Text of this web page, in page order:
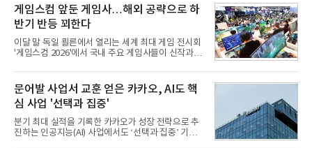
사업 확대
비와 62개월의 기간이 소요됐다. 한국형 GPS 유도폭
탄 KGGB(Korea GPS Guided Bomb)는 국내 최초
의 공대지 유도폭탄으로 2012년에 최종 전투용 적합
판정을 받았다.우리 공군이 운용하는 모든 전투기에
탑재할 수 있는 KGGB는 일반목적폭탄(General
Purpose Bomb)에 장착하여 운용토록 개발됐다.이
는 조종사가 휴대하는 명령통신장치(PDU, P
게임스컴 앞둔 게임사…해외 공략으로 하
반기 반등 꾀한다
이달 말 독일 쾰른에서 열리는 세계 최대 게임 전시회
'게임스컴 2026'에서 국내 주요 게임사들이 신작과 글
체별로 엇갈린 가운데 하반기 신작 흥행과 해외 시장
성과가 실적을 좌우할 핵심 변수로 떠오르고 있다.8일
업계에 따르면 올해 상반기 게임업계는 기업별 성적
표가 크게 갈렸다. 대표적으로 크래프톤은 'PUBG: 배
틀그라운드'의 안정적인 성장에 힘입어 상반기 연결
기준 매출 2조6616억원, 영업이익 9725억원으로 역
대 최대 실적을 기록했다. 엔씨도 올해 출시한 '아이온
문어발 사업서 교훈 얻은 카카오, AI도 핵
심 사업 '선택과 집중'
분기 최대 실적을 기록한 카카오가 성장 전략으로 추
진하는 인공지능(AI) 사업에서도 ‘선택과 집중’ 기조